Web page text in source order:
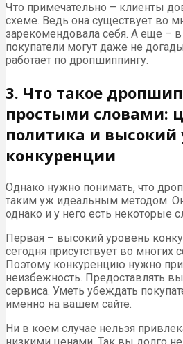
Что примечательно – клиенты
схеме. Ведь она существует во
зарекомендовала себя. А еще –
покупатели могут даже не
работает по дропшиппингу.
3. Что такое
простыми словами:
политика и высокий
конкуренции
Однако нужно понимать, что
таким уж идеальным методом.
однако и у него есть некоторые
Первая – высокий уровень
сегодня присутствует во многих
Поэтому конкуренцию нужно
неизбежность. Предоставлять
сервиса. Уметь убеждать
именно на вашем сайте.
Ни в коем случае нельзя